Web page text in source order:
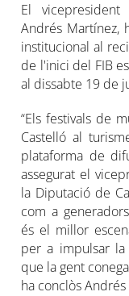
El
Andrés Martínez,
institucional al
de l'inici del FIB
al dissabte 19 de
“Els festivals de
Castelló al
plataforma de
assegurat el
la Diputació de
com a
és el millor
per a impulsar la
que la gent
ha conclòs